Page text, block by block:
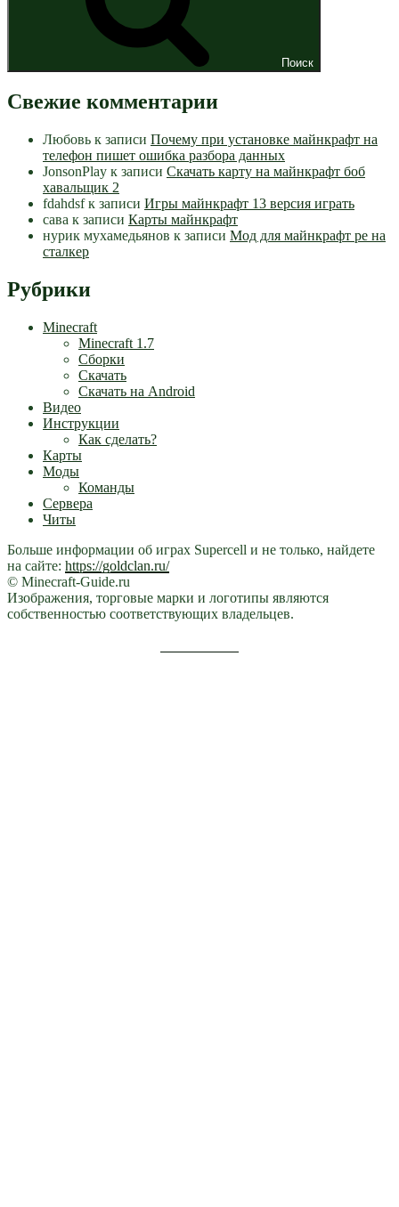
Поиск
Свежие комментарии
Любовь к записи Почему при установке майнкрафт на
телефон пишет ошибка разбора данных
JonsonPlay к записи Скачать карту на майнкрафт боб
хавальщик 2
fdahdsfк записи Игры майнкрафт 13 версия играть
сава к записи Карты майнкрафт
нурик мухамедьянов к записи Мод для майнкрафт pe на
сталкер
Рубрики
Minecraft
Minecraft 1.7
Сборки
Скачать
Скачать на Android
Видео
Инструкции
Как сделать?
Карты
Моды
Команды
Сервера
Читы
Больше информации об играх Supercell и не только, найдете
на сайте: https://goldclan.ru/
© Minecraft-Guide.ru
Изображения, торговые марки и логотипы являются
собственностью соответствующих владельцев.